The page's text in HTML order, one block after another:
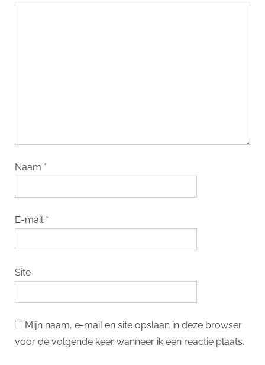
Naam *
E-mail *
Site
Mijn naam, e-mail en site opslaan in deze browser
voor de volgende keer wanneer ik een reactie plaats.